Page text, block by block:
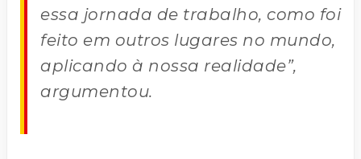
essa jornada de trabalho, como foi
feito em outros lugares no mundo,
aplicando à nossa realidade”,
argumentou.